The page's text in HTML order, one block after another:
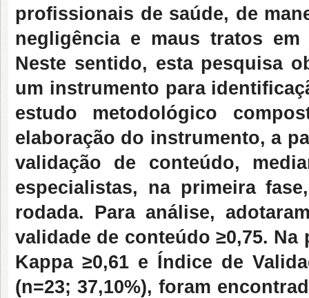
profissionais de saúde, de
negligência e maus tratos
Neste sentido, esta pesquisa
um instrumento para
estudo metodológico
elaboração do instrumento, a
validação de conteúdo,
especialistas, na primeira
rodada. Para análise,
validade de conteúdo ≥0,75. Na
Kappa ≥0,61 e Índice de
(n=23; 37,10%), foram